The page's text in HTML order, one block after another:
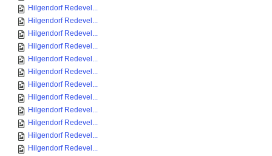
Hilgendorf Redevel...
Hilgendorf Redevel...
Hilgendorf Redevel...
Hilgendorf Redevel...
Hilgendorf Redevel...
Hilgendorf Redevel...
Hilgendorf Redevel...
Hilgendorf Redevel...
Hilgendorf Redevel...
Hilgendorf Redevel...
Hilgendorf Redevel...
Hilgendorf Redevel...